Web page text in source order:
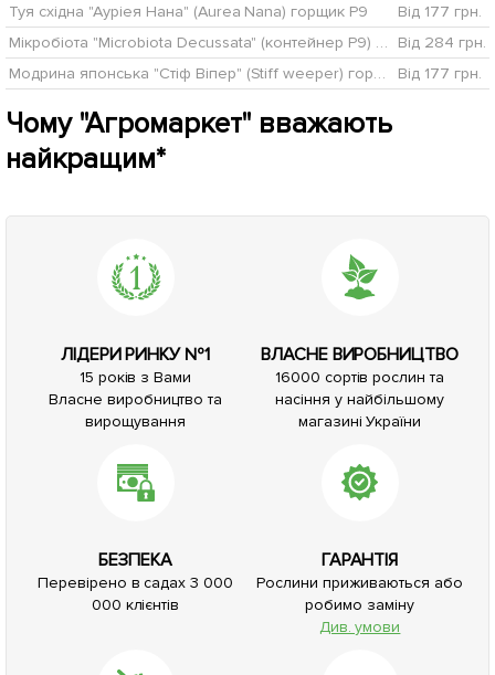
Туя східна "Ауріея Нана" (Aurea Nana) горщик P9
Від 177 грн.
Мікробіота "Microbiota Decussata" (контейнер Р9) 1 саджанець в упаковці
Від 284 грн.
Модрина японська "Стіф Віпер" (Stiff weeper) горщик P9
Від 177 грн.
Чому "Агромаркет" вважають
найкращим*
ЛІДЕРИ РИНКУ №1
15 років з Вами
Власне виробництво та
вирощування
ВЛАСНЕ ВИРОБНИЦТВО
16000 сортів рослин та
насіння у найбільшому
магазині України
БЕЗПЕКА
Перевірено в садах 3 000
000 клієнтів
ГАРАНТІЯ
Рослини приживаються або
робимо заміну
Див. умови